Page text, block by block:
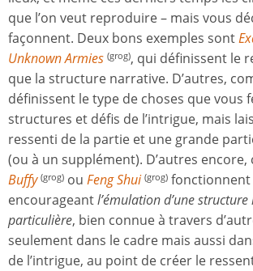
que l’on veut reproduire – mais vous
façonnent. Deux bons exemples sont
Unknown Armies (grog), qui définissent le
que la structure narrative. D’autres,
définissent le type de choses que vous
structures et défis de l’intrigue, mais
ressenti de la partie et une grande
(ou à un supplément). D’autres encore,
Buffy (grog) ou Feng Shui (grog) fonctionnent
encourageantl’émulation d’une
particulière, bien connue à travers
seulement dans le cadre mais aussi
de l’intrigue, au point de créer le